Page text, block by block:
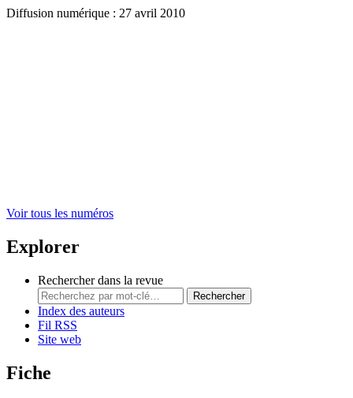
Diffusion numérique : 27 avril 2010
Voir tous les numéros
Explorer
Rechercher dans la revue
Rechercher
Index des auteurs
Fil RSS
Site web
Fiche